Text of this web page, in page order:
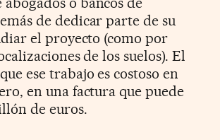
de dedicar parte de su
el proyecto (como por
de los suelos). El
ese trabajo es costoso en
en una factura que puede
de euros.